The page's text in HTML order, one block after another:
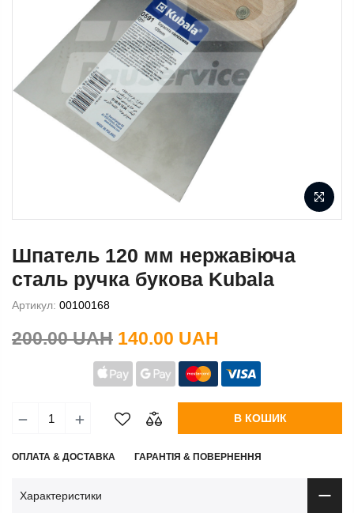
Шпатель 120 мм нержавіюча
сталь ручка букова Kubala
Артикул: 00100168
200.00 UAH 140.00 UAH
В КОШИК
ОПЛАТА & ДОСТАВКА ГАРАНТІЯ & ПОВЕРНЕННЯ
Характеристики